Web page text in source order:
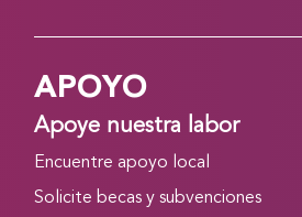
APOYO
Apoye nuestra labor
Encuentre apoyo local
Solicite becas y subvenciones